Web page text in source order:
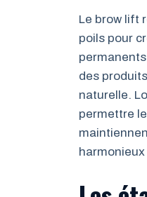
Le brow lift
poils pour
des
naturelle.
permettre